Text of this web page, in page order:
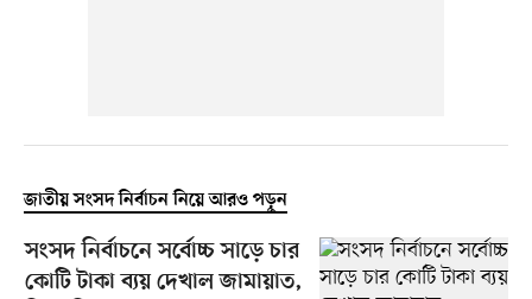
জাতীয় সংসদ নির্বাচন নিয়ে আরও পড়ুন
সংসদ নির্বাচনে সর্বোচ্চ সাড়ে চার
কোটি টাকা ব্যয় দেখাল জামায়াত,